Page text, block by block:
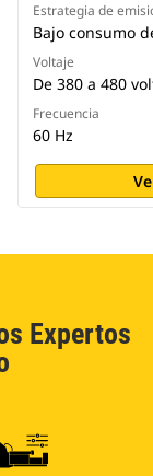
Estrategia de
Bajo consumo
Voltaje
De 380 a 480
Frecuencia
60 Hz
Expertos